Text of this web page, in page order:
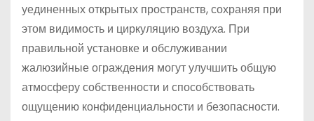
уединенных открытых пространств, сохраняя при
этом видимость и циркуляцию воздуха. При
правильной установке и обслуживании
жалюзийные ограждения могут улучшить общую
атмосферу собственности и способствовать
ощущению конфиденциальности и безопасности.